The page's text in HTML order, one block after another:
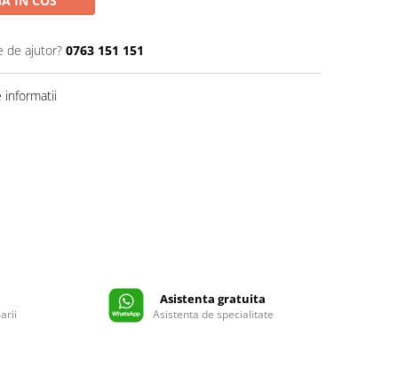
de ajutor? 0763 151 151
informatii
Asistenta gratuita
Asistenta de specialitate